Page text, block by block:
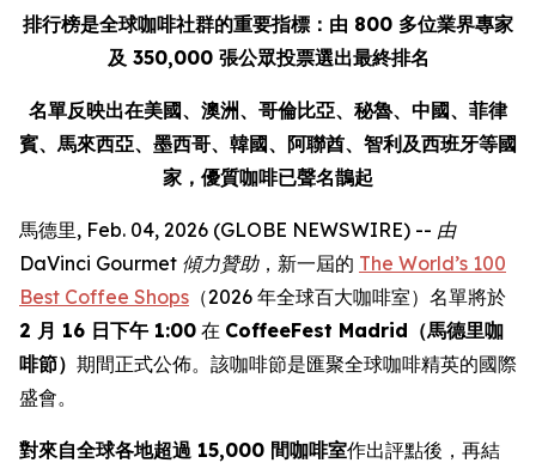
排行榜是全球咖啡社群的重要指標：由 800 多位業界專家
及 350,000 張公眾投票選出最終排名
名單反映出在美國、澳洲、哥倫比亞、秘魯、中國、菲律
賓、馬來西亞、墨西哥、韓國、阿聯酋、智利及西班牙等國
家，優質咖啡已聲名鵲起
馬德里, Feb. 04, 2026 (GLOBE NEWSWIRE) -- 由
DaVinci Gourmet 傾力贊助，新一屆的 The World’s 100
Best Coffee Shops （2026 年全球百大咖啡室）名單將於
2 月 16 日下午 1:00 在 CoffeeFest Madrid（馬德里咖
啡節） 期間正式公佈。該咖啡節是匯聚全球咖啡精英的國際
盛會。
對來自全球各地超過 15,000 間咖啡室作出評點後，再結